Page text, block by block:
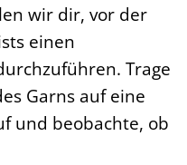
wir dir, vor der
einen
Trage
Garns auf eine
und beobachte, ob